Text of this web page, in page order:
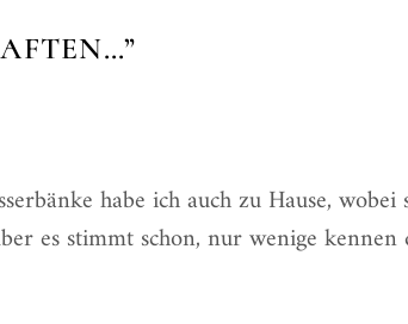
”
habe ich auch zu Hause, wobei
es stimmt schon, nur wenige kennen